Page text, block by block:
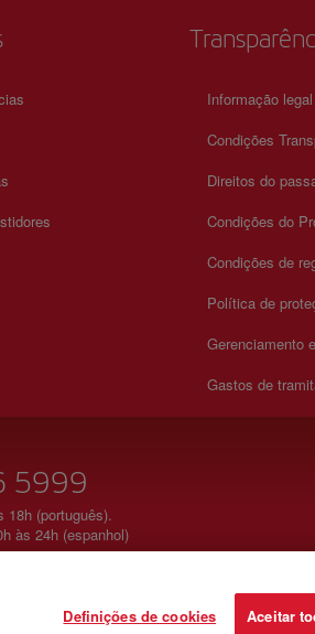
Informação legal
Condições
Direitos do
Condições do
Condições de
Política de
Gerenciamento
Gastos de
5999
18h (português).
às 24h (espanhol)
Definições de cookies Aceitar